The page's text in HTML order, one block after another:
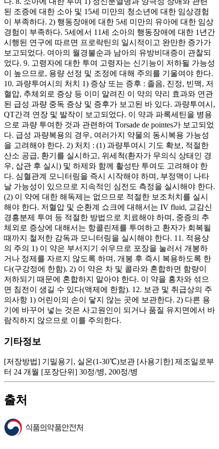
기타정보
[저장방법] 기밀용기, 실온(1-30℃)보관 [사용기한] 제조일로부
터 24 개월 [포장단위] 30정/병, 200정/병
출처